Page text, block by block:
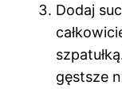
Dodaj
gęstsze